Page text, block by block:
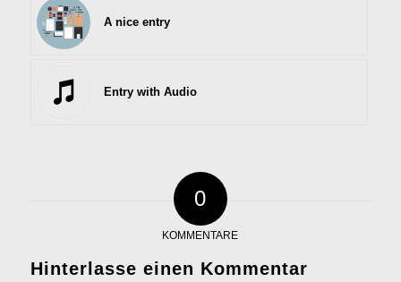
A nice entry
Entry with Audio
0
KOMMENTARE
Hinterlasse einen Kommentar